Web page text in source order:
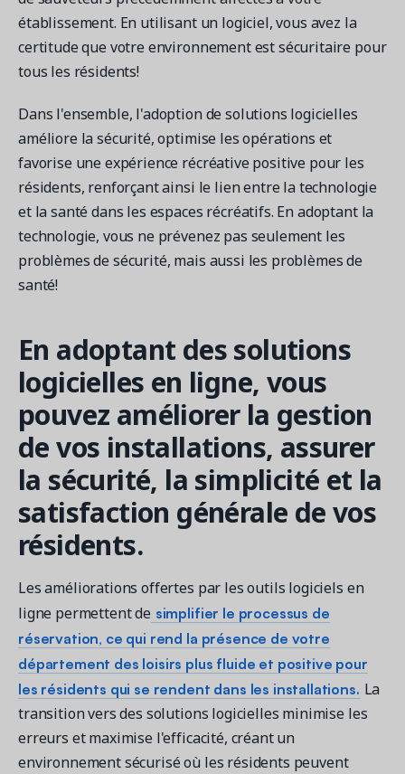
établissement. En utilisant un logiciel, vous avez la
certitude que votre environnement est sécuritaire pour
tous les résidents!
Dans l'ensemble, l'adoption de solutions logicielles
améliore la sécurité, optimise les opérations et
favorise une expérience récréative positive pour les
résidents, renforçant ainsi le lien entre la technologie
et la santé dans les espaces récréatifs. En adoptant la
technologie, vous ne prévenez pas seulement les
problèmes de sécurité, mais aussi les problèmes de
santé!
En adoptant des solutions
logicielles en ligne, vous
pouvez améliorer la gestion
de vos installations, assurer
la sécurité, la simplicité et la
satisfaction générale de vos
résidents.
Les améliorations offertes par les outils logiciels en
ligne permettent de simplifier le processus de
réservation, ce qui rend la présence de votre
département des loisirs plus fluide et positive pour
les résidents qui se rendent dans les installations. La
transition vers des solutions logicielles minimise les
erreurs et maximise l'efficacité, créant un
environnement sécurisé où les résidents peuvent